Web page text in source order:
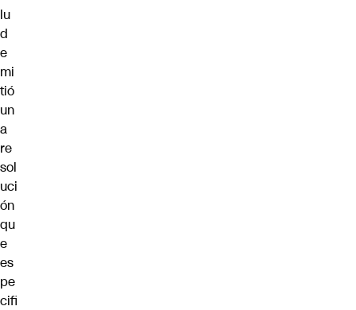
lu
d
e
mi
tió
un
a
re
sol
uci
ón
qu
e
es
pe
cifi